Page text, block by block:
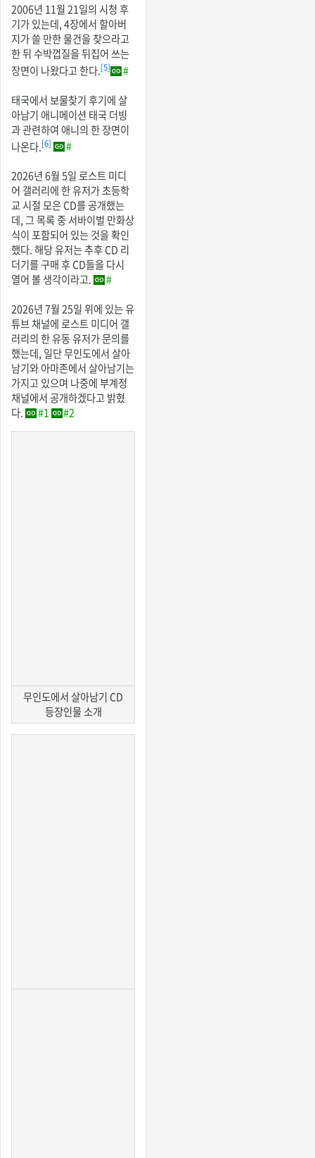
2006년 11월 21일의 시청 후
기가 있는데, 4장에서 할아버
지가 쓸 만한 물건을 찾으라고
한 뒤 수박껍질을 뒤집어 쓰는
장면이 나왔다고 한다.[5]
#
태국에서 보물찾기 후기에 살
아남기 애니메이션 태국 더빙
과 관련하여 애니의 한 장면이
나온다.[6]
#
2026년 6월 5일 로스트 미디
어 갤러리에 한 유저가 초등학
교 시절 모은 CD를 공개했는
데, 그 목록 중 서바이벌 만화상
식이 포함되어 있는 것을 확인
했다. 해당 유저는 추후 CD 리
더기를 구매 후 CD들을 다시
열어 볼 생각이라고.
#
2026년 7월 25일 위에 있는 유
튜브 채널에 로스트 미디어 갤
러리의 한 유동 유저가 문의를
했는데, 일단 무인도에서 살아
남기와 아마존에서 살아남기는
가지고 있으며 나중에 부계정
채널에서 공개하겠다고 밝혔
다.
#1 #2
무인도에서 살아남기 CD
등장인물 소개